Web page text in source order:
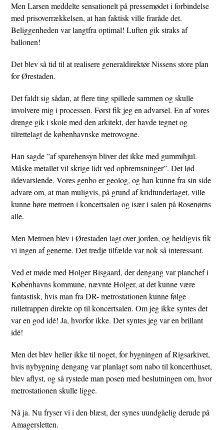
Men Larsen meddelte sensationelt på pressemødet i forbindelse
med prisoverrækkelsen, at han faktisk ville fraråde det.
Beliggenheden var langtfra optimal! Luften gik straks af
ballonen!
Det blev så tid til at realisere generaldirektør Nissens store plan
for Ørestaden.
Det faldt sig sådan, at flere ting spillede sammen og skulle
involvere mig i processen. Først fik jeg en advarsel. En af vores
drenge gik i skole med den arkitekt, der havde tegnet og
tilrettelagt de københavnske metrovogne.
Han sagde ”af sparehensyn bliver det ikke med gummihjul.
Måske metallet vil skrige lidt ved opbremsninger”. Det lød
ildevarslende. Vores genbo er geolog, og han kunne fra sin side
advare om, at man muligvis, på grund af kridtunderlaget, ville
kunne høre metroen i koncertsalen og især i salen på Rosenørns
alle.
Men Metroen blev i Ørestaden lagt over jorden, og heldigvis fik
vi ingen af generne. Det tredje tilfælde var nok så interessant.
Ved et møde med Holger Bisgaard, der dengang var planchef i
Københavns kommune, nævnte Holger, at det kunne være
fantastisk, hvis man fra DR- metrostationen kunne følge
rulletrappen direkte op til koncertsalen. Om jeg ikke syntes det
var en god idé! Ja, hvorfor ikke. Det syntes jeg var en brillant
idé!
Men det blev heller ikke til noget, for bygningen af Rigsarkivet,
hvis nybygning dengang var planlagt som nabo til koncerthuset,
blev aflyst, og så rystede man posen med beslutningen om, hvor
metrostationen skulle ligge.
Nå ja. Nu fryser vi i den blæst, der synes uundgåelig derude på
Amagersletten.